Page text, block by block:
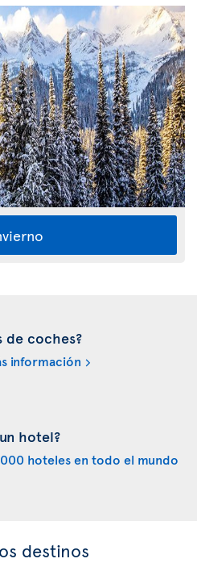
de coches?
información
hotel?
hoteles en todo el mundo
destinos